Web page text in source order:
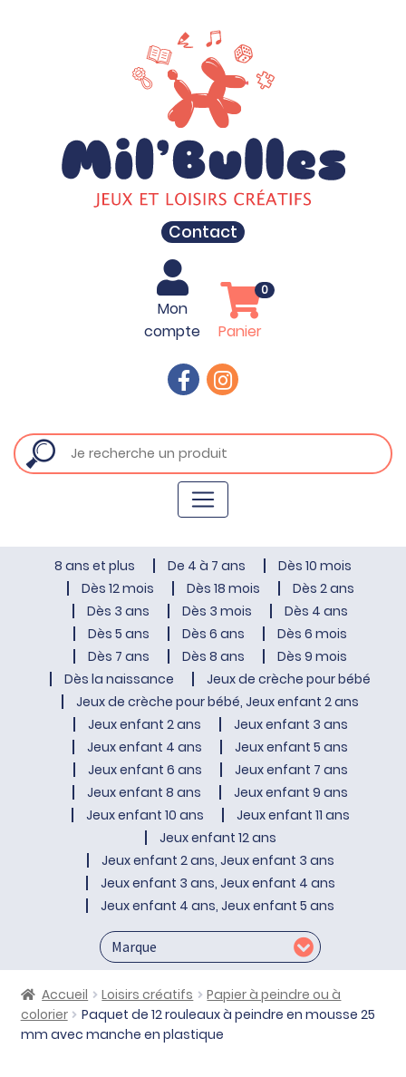
Contact
Mon
compte
Panier
0
8 ans et plus De 4 à 7 ans
Dès 10 mois
Dès 12 mois
Dès 18 mois
Dès 2 ans
Dès 3 ans
Dès 3 mois
Dès 4 ans
Dès 5 ans
Dès 6 ans
Dès 6 mois
Dès 7 ans
Dès 8 ans
Dès 9 mois
Dès la naissance
Jeux de crèche pour bébé
Jeux de crèche pour bébé, Jeux enfant 2 ans
Jeux enfant 2 ans
Jeux enfant 3 ans
Jeux enfant 4 ans
Jeux enfant 5 ans
Jeux enfant 6 ans
Jeux enfant 7 ans
Jeux enfant 8 ans
Jeux enfant 9 ans
Jeux enfant 10 ans
Jeux enfant 11 ans
Jeux enfant 12 ans
Jeux enfant 2 ans, Jeux enfant 3 ans
Jeux enfant 3 ans, Jeux enfant 4 ans
Jeux enfant 4 ans, Jeux enfant 5 ans
Accueil Loisirs créatifs
Papier à peindre ou à
colorier
Paquet de 12 rouleaux à peindre en mousse 25
mm avec manche en plastique